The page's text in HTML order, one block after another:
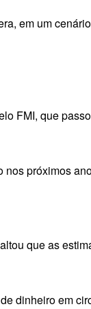
em um
FMI, que
nos próximos
que as
dinheiro em